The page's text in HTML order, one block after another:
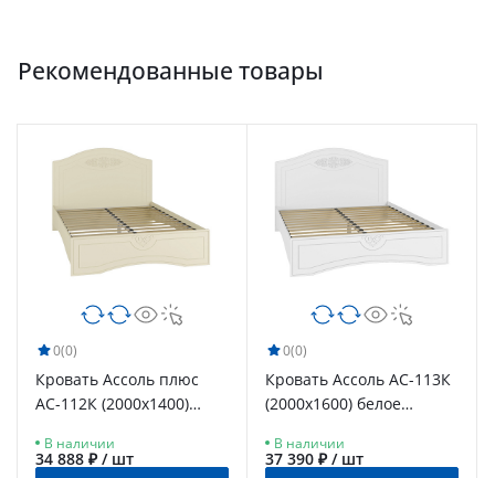
Рекомендованные товары
0(0)
Кровать Ассоль плюс
АС-112К (2000х1400)
В наличии
34 888 ₽ / шт
0(0)
Кровать Ассоль АС-113К
(2000x1600) белое
В наличии
37 390 ₽ / шт